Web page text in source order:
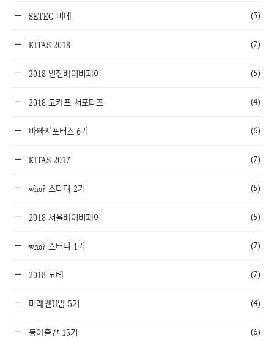
SETEC 미베 (3)
KITAS 2018 (7)
2018 인천베이비페어 (5)
2018 고카프 서포터즈 (4)
바빠서포터즈 6기 (6)
KITAS 2017 (7)
who? 스터디 2기 (5)
2018 서울베이비페어 (5)
who? 스터디 1기 (7)
2018 코베 (7)
미래앤U맘 5기 (4)
동아출판 15기 (6)